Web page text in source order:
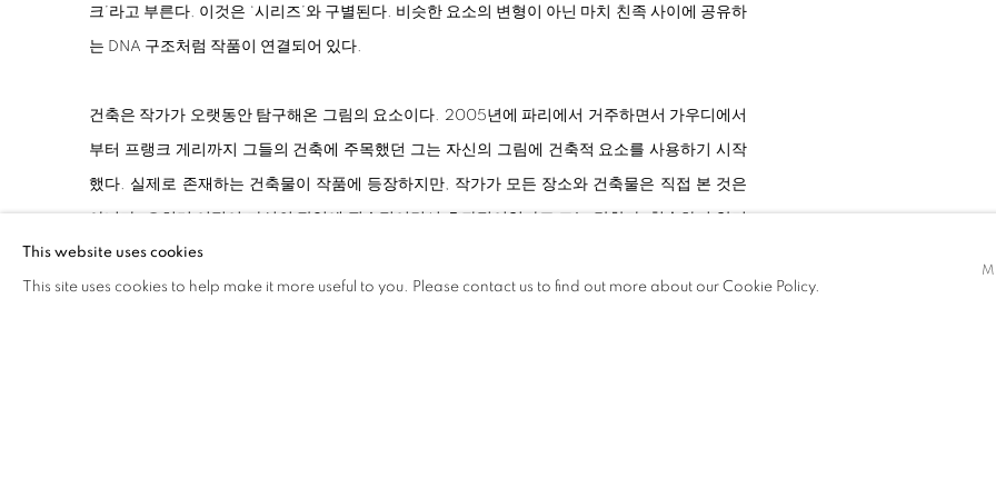
크’라고 부른다. 이것은 ‘시리즈’와 구별된다. 비슷한 요소의 변형이 아닌 마치 친족 사이에 공유하
는 DNA 구조처럼 작품이 연결되어 있다.
건축은 작가가 오랫동안 탐구해온 그림의 요소이다. 2005년에 파리에서 거주하면서 가우디에서
부터 프랭크 게리까지 그들의 건축에 주목했던 그는 자신의 그림에 건축적 요소를 사용하기 시작
했다. 실제로 존재하는 건축물이 작품에 등장하지만, 작가가 모든 장소와 건축물은 직접 본 것은
아니다. 오히려 이점이 자신의 작업에 필수적이면서 효과적이었다고 그는 말한다. 친숙하지 않기
에 선입견도 없기 때문이다. 그림에 사용되는 건축물의 사진을 본인이 직접 찍지 않는 것 역시 작
품과의 적당한 거리감을 유지하기 위한 작가의 태도를 보여준다.
This website uses cookies
This site uses cookies to help make it more useful to you. Please contact us to find out more about our Cookie Policy.